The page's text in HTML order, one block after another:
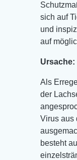
sich auf
und
auf
Ursache:
Als
der
Virus aus
besteht